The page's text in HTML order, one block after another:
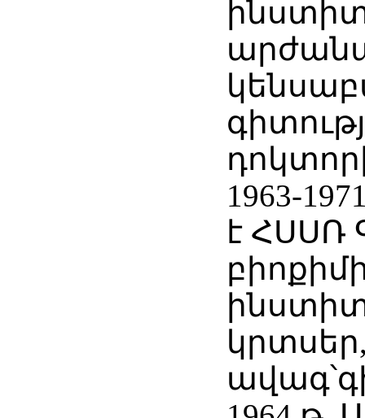
1963-
է ՀՍՍՌ